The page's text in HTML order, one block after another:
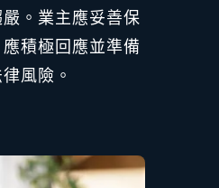
。業主應妥善保
積極回應並準備
風險。